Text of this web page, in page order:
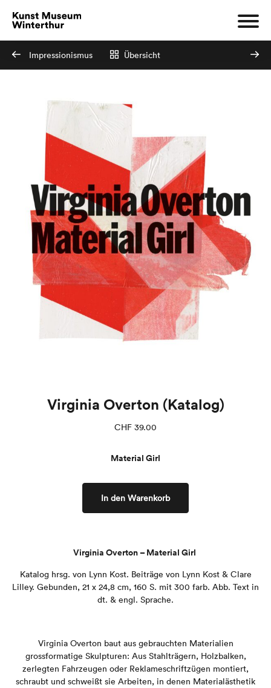
Impressionismus Übersicht
Virginia Overton (Katalog)
CHF 39.00
Material Girl
In den Warenkorb
Virginia Overton – Material Girl
Katalog hrsg. von Lynn Kost. Beiträge von Lynn Kost & Clare
Lilley. Gebunden, 21 x 24,8 cm, 160 S. mit 300 farb. Abb. Text in
dt. & engl. Sprache.
Virginia Overton baut aus gebrauchten Materialien
grossformatige Skulpturen: Aus Stahlträgern, Holzbalken,
zerlegten Fahrzeugen oder Reklameschriftzügen montiert,
schraubt und schweißt sie Arbeiten, in denen Materialästhetik